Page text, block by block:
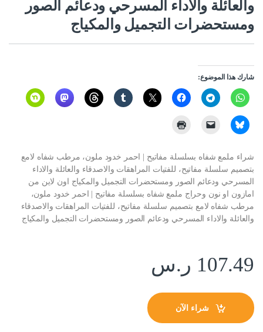
والعائلة والاداء المسرحي ودعائم الصور
ومستحضرات التجميل والمكياج
شارك هذا الموضوع:
شراء ملمع شفاه بسلسلة مفاتيح | احمر خدود ملون، مرطب شفاه لامع
بتصميم سلسلة مفاتيح، للفتيات المراهقات والاصدقاء والعائلة والاداء
المسرحي ودعائم الصور ومستحضرات التجميل والمكياج اون لاين من
امازون او نون وحراج ملمع شفاه بسلسلة مفاتيح | احمر خدود ملون،
مرطب شفاه لامع بتصميم سلسلة مفاتيح، للفتيات المراهقات والاصدقاء
والعائلة والاداء المسرحي ودعائم الصور ومستحضرات التجميل والمكياج
107.49 ر.س
شراء الآن